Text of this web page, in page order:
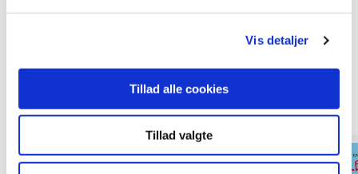
Vis detaljer
Tillad alle cookies
Tillad valgte
Andre har også købt